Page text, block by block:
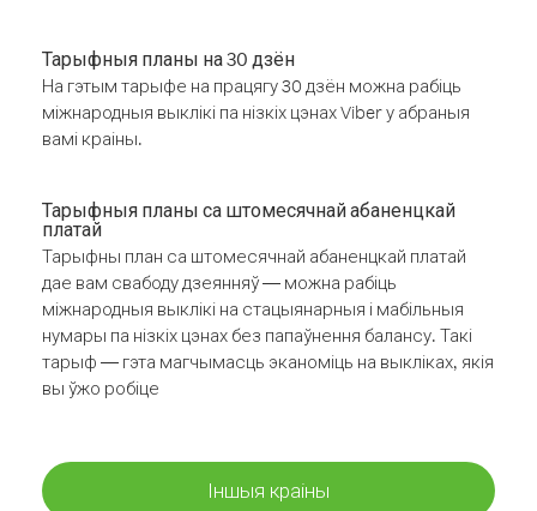
Тарыфныя планы на 30 дзён
На гэтым тарыфе на працягу 30 дзён можна рабіць
міжнародныя выклікі па нізкіх цэнах Viber у абраныя
вамі краіны.
Тарыфныя планы са штомесячнай абаненцкай
платай
Тарыфны план са штомесячнай абаненцкай платай
дае вам свабоду дзеянняў — можна рабіць
міжнародныя выклікі на стацыянарныя і мабільныя
нумары па нізкіх цэнах без папаўнення балансу. Такі
тарыф — гэта магчымасць эканоміць на выкліках, якія
вы ўжо робіце
Іншыя краіны